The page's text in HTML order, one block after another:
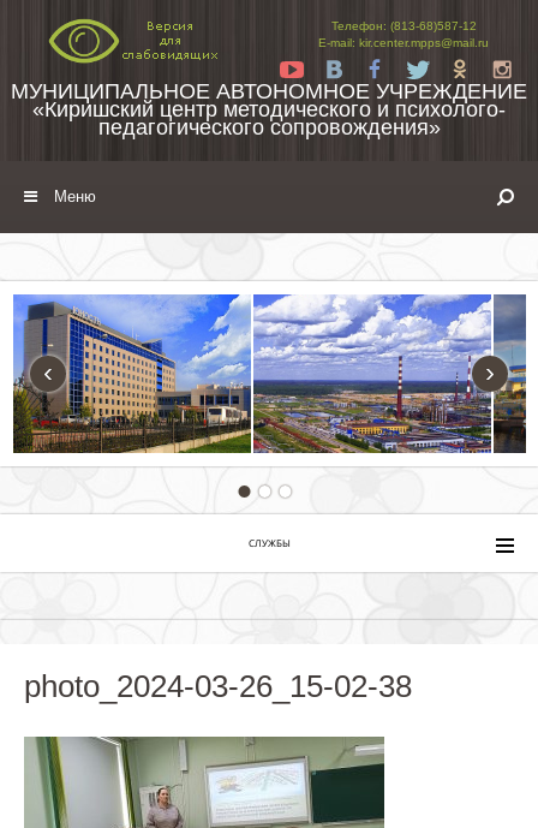
Телефон: (813-68)587-12
E-mail: kir.center.mpps@mail.ru
Yt
Tw
МУНИЦИПАЛЬНОЕ АВТОНОМНОЕ УЧРЕЖДЕНИЕ
«Киришский центр методического и психолого-
педагогического сопровождения»
Меню
‹ ›
СЛУЖБЫ
photo_2024-03-26_15-02-38